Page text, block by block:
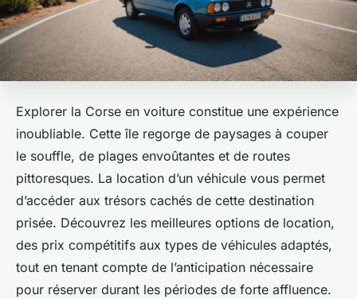
Explorer la Corse en voiture constitue une expérience
inoubliable. Cette île regorge de paysages à couper
le souffle, de plages envoûtantes et de routes
pittoresques. La location d’un véhicule vous permet
d’accéder aux trésors cachés de cette destination
prisée. Découvrez les meilleures options de location,
des prix compétitifs aux types de véhicules adaptés,
tout en tenant compte de l’anticipation nécessaire
pour réserver durant les périodes de forte affluence.